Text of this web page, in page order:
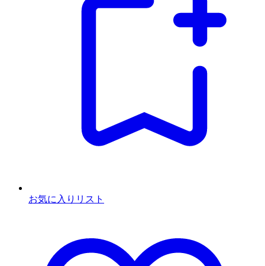
お気に入りリスト